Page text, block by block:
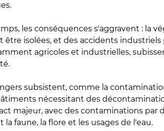
les conséquences s'aggravent : la
isolées, et des accidents
agricoles et industrielles,
subsistent, comme la
nécessitant des
majeur, avec des contaminations par
faune, la flore et les usages de l'eau.